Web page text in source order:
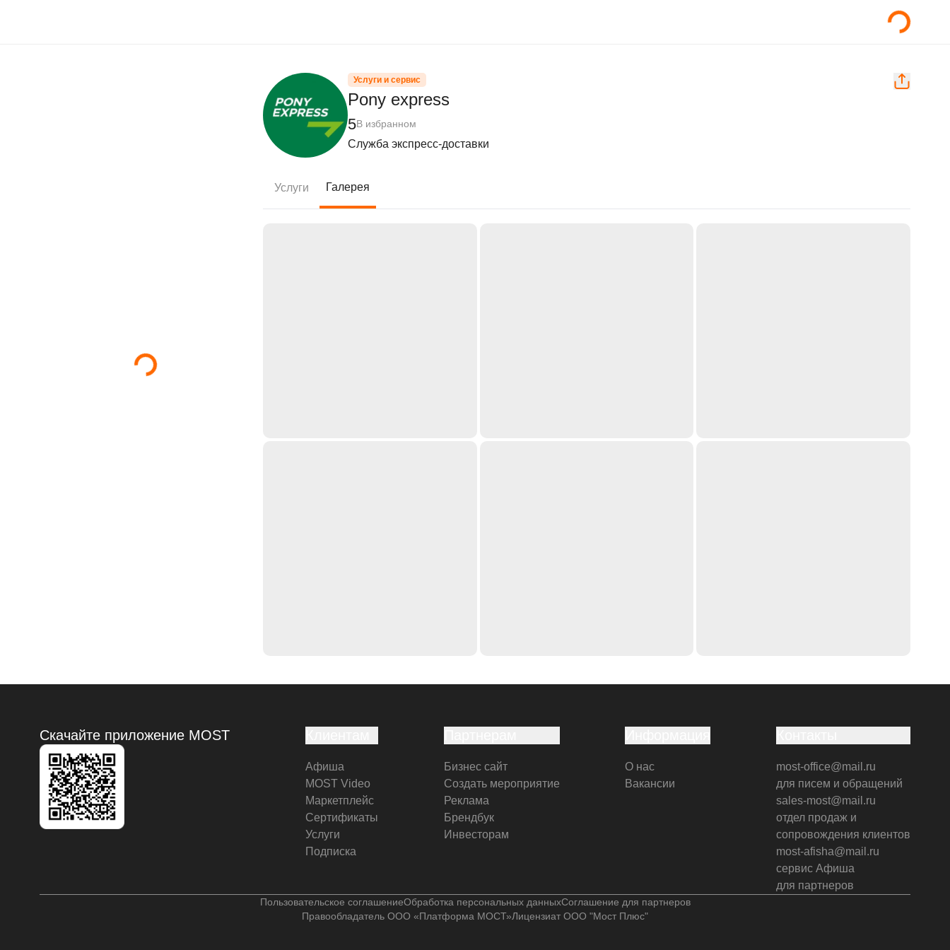
Услуги и сервис
Pony express
5В избранном
Служба экспресс-доставки
Услуги Галерея
Скачайте приложение MOST
Афиша
MOST Video
Маркетплейс
Сертификаты
Услуги
Подписка
Бизнес сайт
Создать мероприятие
Реклама
Брендбук
Инвесторам
О нас
Вакансии
most-office@mail.ru
для писем и обращений
sales-most@mail.ru
отдел продаж и
сопровождения клиентов
most-afisha@mail.ru
сервис Афиша
для партнеров
Пользовательское соглашениеОбработка персональных данныхСоглашение для партнеров
Правообладатель ООО «Платформа МОСТ»Лицензиат ООО "Мост Плюс"